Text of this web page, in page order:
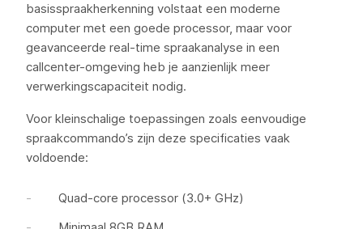
basisspraakherkenning volstaat een moderne
computer met een goede processor, maar voor
geavanceerde real-time spraakanalyse in een
callcenter-omgeving heb je aanzienlijk meer
verwerkingscapaciteit nodig.
Voor kleinschalige toepassingen zoals eenvoudige
spraakcommando’s zijn deze specificaties vaak
voldoende:
Quad-core processor (3.0+ GHz)